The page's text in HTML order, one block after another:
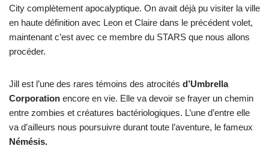
City complètement apocalyptique. On avait déjà pu visiter la ville
en haute définition avec Leon et Claire dans le précédent volet,
maintenant c’est avec ce membre du STARS que nous allons
procéder.
Jill est l’une des rares témoins des atrocités d’Umbrella
Corporation encore en vie. Elle va devoir se frayer un chemin
entre zombies et créatures bactériologiques. L’une d’entre elle
va d’ailleurs nous poursuivre durant toute l’aventure, le fameux
Némésis.